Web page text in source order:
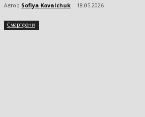
Автор Sofiya Kovalchuk 18.05.2026
Смартфони